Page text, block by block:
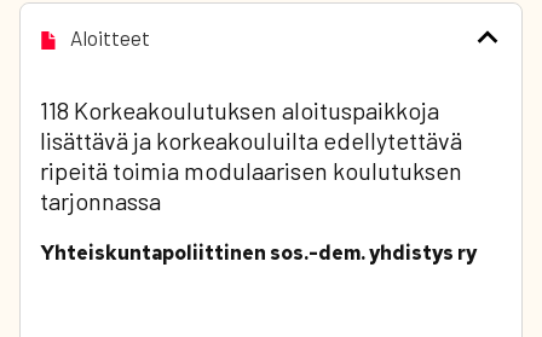
Aloitteet
118 Korkeakoulutuksen aloituspaikkoja
lisättävä ja korkeakouluilta edellytettävä
ripeitä toimia modulaarisen koulutuksen
tarjonnassa
Yhteiskuntapoliittinen sos.-dem. yhdistys ry